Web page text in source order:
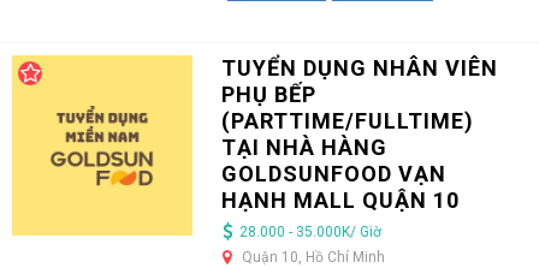
TUYỂN DỤNG NHÂN VIÊN
PHỤ BẾP
(PARTTIME/FULLTIME)
TẠI NHÀ HÀNG
GOLDSUNFOOD VẠN
HẠNH MALL QUẬN 10
28.000 - 35.000K/ Giờ
Quận 10, Hồ Chí Minh